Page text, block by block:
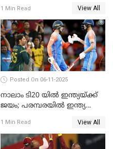
1 Min Read View All
Posted On 06-11-2025
നാലാം ടി20 യില്‍ ഇന്ത്യയ്ക്ക്
ജയം; പരമ്പരയിൽ ഇന്ത്യ
1 Min Read View All